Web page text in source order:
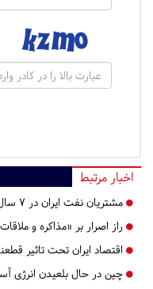
اخبار مرتبط
مشتریان نفت ایران در ۷ سال گذشته +فیلم
راز اصرار بر «مذاکره و
اقتصاد ایران تحت تاثیر
چین در حال بلعیدن انرژی